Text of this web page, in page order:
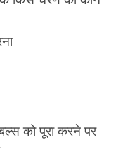
को पूरा करने पर